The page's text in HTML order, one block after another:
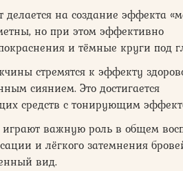
делается на создание эффекта
но при этом эффективно
и тёмные круги под
стремятся к эффекту
сиянием. Это достигается
средств с тонирующим
важную роль в общем
и лёгкого затемнения
вид.